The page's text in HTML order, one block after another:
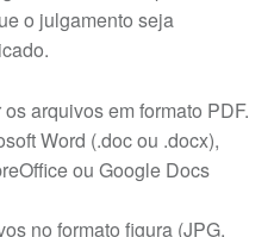
o julgamento seja
arquivos em formato PDF.
Word (.doc ou .docx),
ou Google Docs
no formato figura (JPG,